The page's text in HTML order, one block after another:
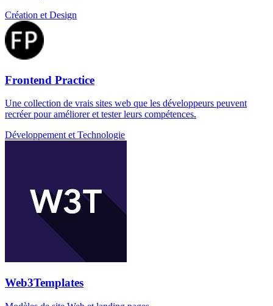
Création et Design
Frontend Practice
Une collection de vrais sites web que les développeurs peuvent
recréer pour améliorer et tester leurs compétences.
Développement et Technologie
Web3Templates